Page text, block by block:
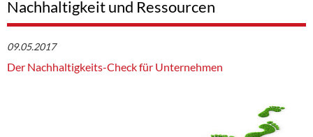
Nachhaltigkeit und Ressourcen
09.05.2017
Der Nachhaltigkeits-Check für Unternehmen